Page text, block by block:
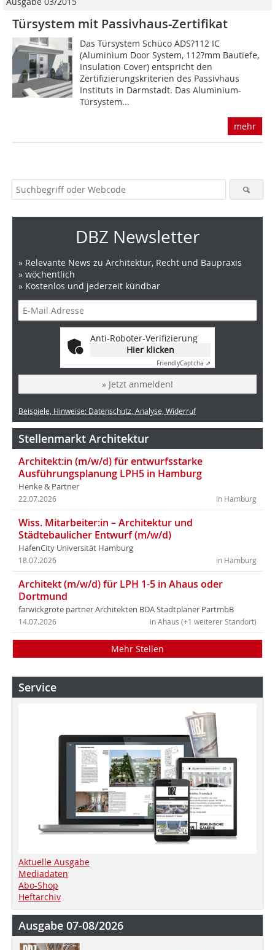
Türsystem mit Passivhaus-Zertifikat
Das Türsystem Schüco ADS?112 IC
(Aluminium Door System, 112?mm Bautiefe,
Insulation Cover) entspricht den
Zertifizierungskriterien des Passivhaus
Instituts in Darmstadt. Das Aluminium-
Türsystem...
mehr
DBZ Newsletter
» Relevante News zu Architektur, Recht und Baupraxis
» wöchentlich
» Kostenlos und jederzeit kündbar
Anti-Roboter-Verifizierung
Hier klicken
FriendlyCaptcha ⇗
» Jetzt anmelden!
Beispiele, Hinweise: Datenschutz, Analyse, Widerruf
Stellenmarkt Architektur
Architekt:in (m/w/d) für entwurfsstarke
Ausführungsplanung LPH5 in Hamburg
Henke & Partner
in Hamburg
22.07.2026
Wiss. Mitarbeiter:in – Architektur und
Städtebaulicher Entwurf (m/w/d)
HafenCity Universität Hamburg
in Hamburg
18.07.2026
Architekt (m/w/d) für LPH 1-5 in Ahaus oder
Dortmund
farwickgrote partner Architekten BDA Stadtplaner PartmbB
in Ahaus (+1 weiterer Standort)
14.07.2026
Mehr Stellen
Service
Aktuelle Ausgabe
Mediadaten
Abo-Shop
Heftarchiv
Ausgabe 07-08/2026